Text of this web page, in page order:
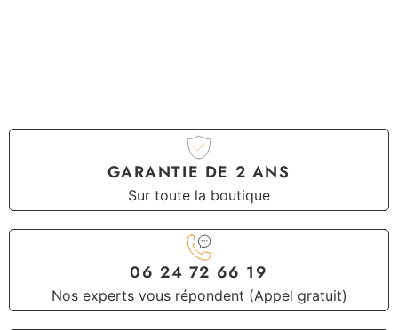
GARANTIE DE 2 ANS
Sur toute la boutique
06 24 72 66 19
Nos experts vous répondent (Appel gratuit)